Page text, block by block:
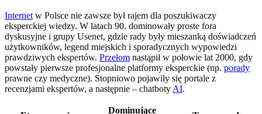
Internet w Polsce nie zawsze był rajem dla poszukiwaczy
eksperckiej wiedzy. W latach 90. dominowały proste fora
dyskusyjne i grupy Usenet, gdzie rady były mieszanką doświadczeń
użytkowników, legend miejskich i sporadycznych wypowiedzi
prawdziwych ekspertów. Przełom nastąpił w połowie lat 2000, gdy
powstały pierwsze profesjonalne platformy eksperckie (np. porady
prawne czy medyczne). Stopniowo pojawiły się portale z
recenzjami ekspertów, a następnie – chatboty AI.
Dominujące